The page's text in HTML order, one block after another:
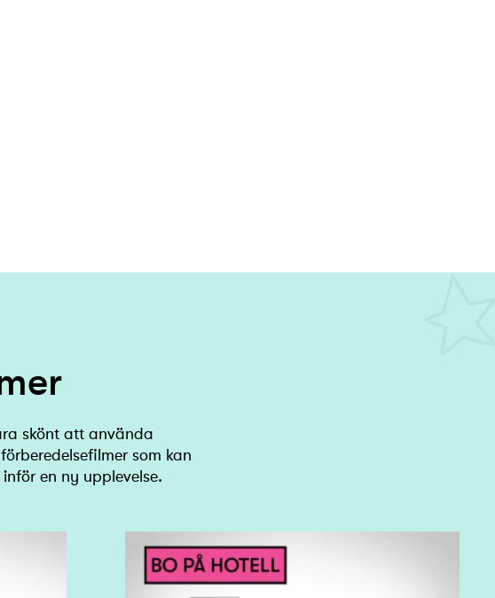
skönt att använda
som kan
en ny upplevelse.